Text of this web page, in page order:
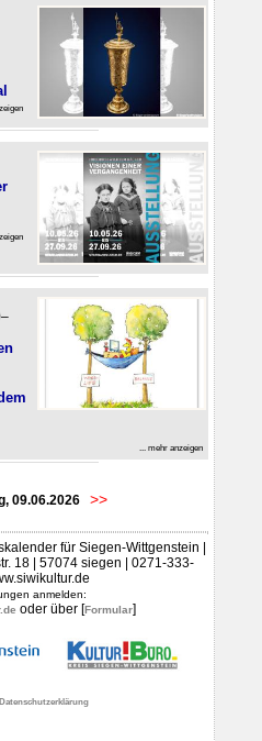
... mehr anzeigen
09.06.2026 >>
für Siegen-Wittgenstein |
18 | 57074 siegen | 0271-333-
anmelden:
oder über [Formular]
Datenschutzerklärung